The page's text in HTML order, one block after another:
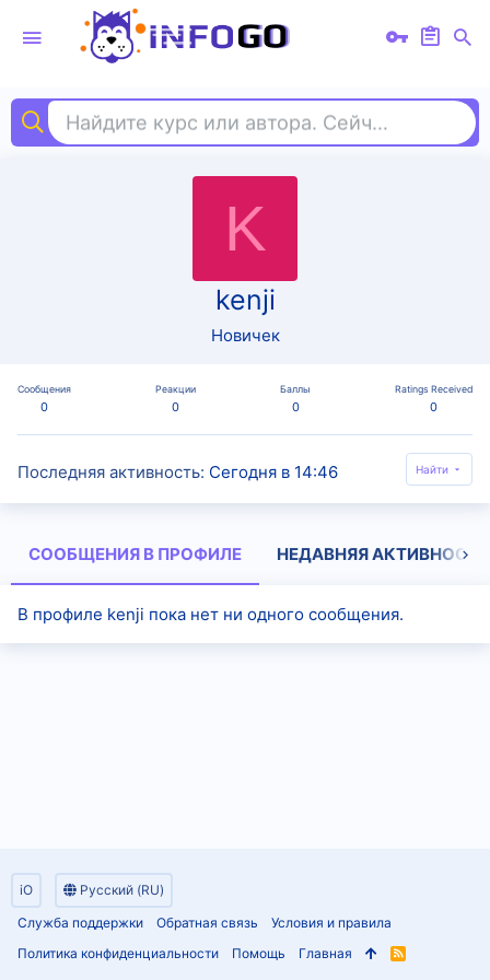
Найдите курс или автора. Сейчас ищут
K
kenji
Новичек
Сообщения
0
Реакции
0
Баллы
0
Ratings Received
0
Последняя активность Сегодня в 14:46 Найти
СООБЩЕНИЯ В ПРОФИЛЕ НЕДАВНЯЯ АКТИВНОСТЬ
В профиле kenji пока нет ни одного сообщения.
iO
Русский (RU)
Служба поддержки
Обратная связь
Условия и правила
Политика конфиденциальности
Помощь Главная
R